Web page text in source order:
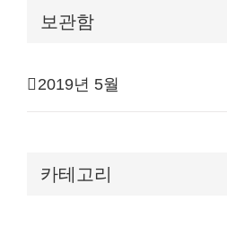
보관함
2019년 5월
카테고리